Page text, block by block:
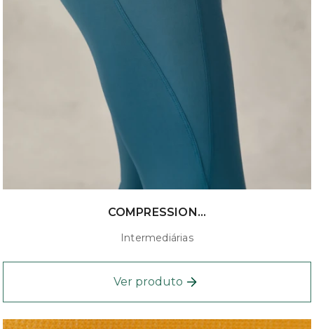
COMPRESSION...
Intermediárias
Ver produto